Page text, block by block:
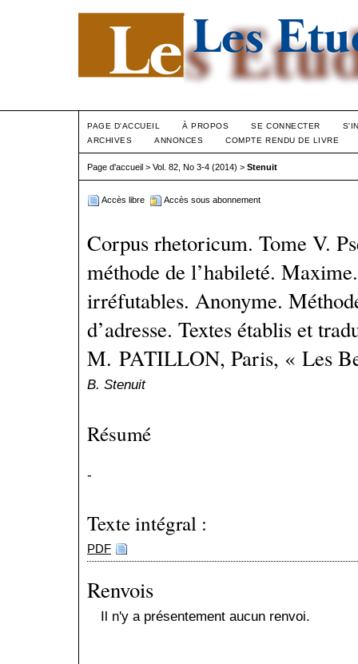
PAGE D'ACCUEIL À PROPOS SE CONNECTER
ARCHIVES
ANNONCES COMPTE RENDU DE LIVRE
Page d'accueil > Vol. 82, No 3-4 (2014) > Stenuit
Accès libre Accès sous abonnement
Corpus rhetoricum. Tome V.
méthode de l’habi­leté.
irréfutables. Anonyme.
d’adresse. Textes établis et
M. PATILLON, Paris, « Les
B. Stenuit
Résumé
-
Texte intégral :
PDF
Renvois
Il n'y a présentement aucun renvoi.